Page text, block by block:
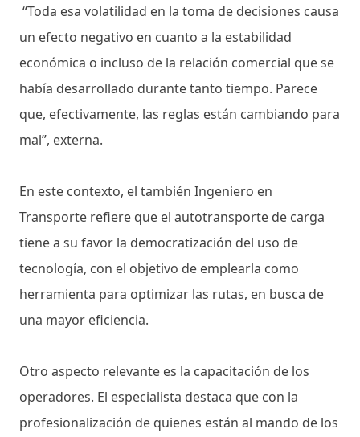
“Toda esa volatilidad en la toma de decisiones causa
un efecto negativo en cuanto a la estabilidad
económica o incluso de la relación comercial que se
había desarrollado durante tanto tiempo. Parece
que, efectivamente, las reglas están cambiando para
mal”, externa.
En este contexto, el también Ingeniero en
Transporte refiere que el autotransporte de carga
tiene a su favor la democratización del uso de
tecnología, con el objetivo de emplearla como
herramienta para optimizar las rutas, en busca de
una mayor eficiencia.
Otro aspecto relevante es la capacitación de los
operadores. El especialista destaca que con la
profesionalización de quienes están al mando de los